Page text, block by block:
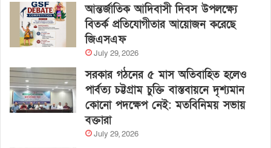
আন্তর্জাতিক আদিবাসী দিবস উপলক্ষ্যে
বিতর্ক প্রতিযোগীতার আয়োজন করেছে
জিএসএফ
July 29, 2026
সরকার গঠনের ৫ মাস অতিবাহিত হলেও
পার্বত্য চট্টগ্রাম চুক্তি বাস্তবায়নে দৃশ্যমান
কোনো পদক্ষেপ নেই: মতবিনিময় সভায়
বক্তারা
July 29, 2026